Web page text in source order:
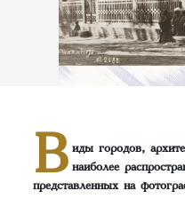
В иды городов,
наиболее
представленных на